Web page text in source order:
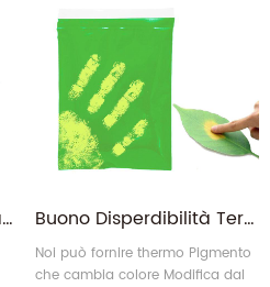
produttore di pigmenti ad
rifornimento diretto della
Modifica colore a bassa temperatura Termochromico Polvere di pigmento di cambio a freddo serie Buono Disperdibilità Termochromico Inchiostro Thermo Pigmento che cambia colore approvato da EN71-3 MSDS
Noi può fornire thermo Pigmento
che cambia colore Modifica dal